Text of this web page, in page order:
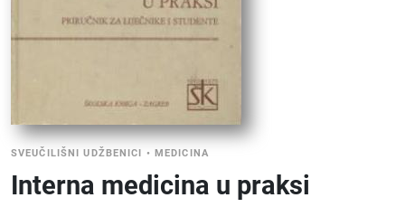
SVEUČILIŠNI UDŽBENICI • MEDICINA
Interna medicina u praksi